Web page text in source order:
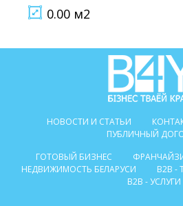
0.00 м2
НОВОСТИ И СТАТЬИ
ПУБЛИЧНЫЙ
ГОТОВЫЙ БИЗНЕС
НЕДВИЖИМОСТЬ БЕЛАРУСИ
B2B
B2B - УСЛУГИ